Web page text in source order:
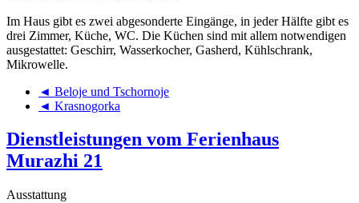
Im Haus gibt es zwei abgesonderte Eingänge, in jeder Hälfte gibt es
drei Zimmer, Küche, WC. Die Küchen sind mit allem notwendigen
ausgestattet: Geschirr, Wasserkocher, Gasherd, Kühlschrank,
Mikrowelle.
◄ Beloje und Tschornoje
◄ Krasnogorka
Dienstleistungen vom Ferienhaus
Murazhi 21
Ausstattung